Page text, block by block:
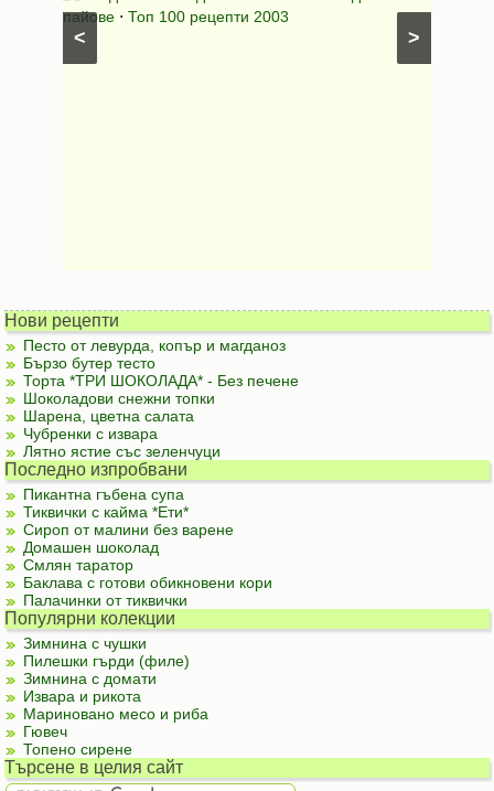
>
<
пайове ⋅ Топ 100 рецепти 2003
Нови рецепти
Песто от левурда, копър и магданоз
Бързо бутер тесто
Торта *ТРИ ШОКОЛАДА* - Без печене
Шоколадови снежни топки
Шарена, цветна салата
Чубренки с извара
Лятно ястие със зеленчуци
Последно изпробвани
Пикантна гъбена супа
Тиквички с кайма *Ети*
Сироп от малини без варене
Домашен шоколад
Смлян таратор
Баклава с готови обикновени кори
Палачинки от тиквички
Популярни колекции
Зимнина с чушки
Пилешки гърди (филе)
Зимнина с домати
Извара и рикота
Мариновано месо и риба
Гювеч
Топено сирене
Търсене в целия сайт